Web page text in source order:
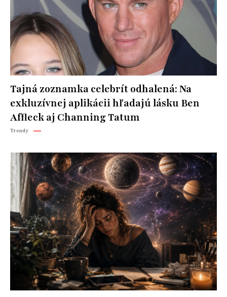
Tajná zoznamka celebrít odhalená: Na
exkluzívnej aplikácii hľadajú lásku Ben
Affleck aj Channing Tatum
Trendy